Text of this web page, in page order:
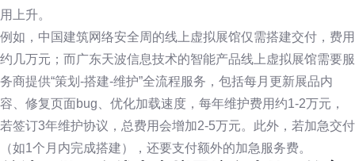
用上升。
例如，中国建筑网络安全周的线上虚拟展馆仅需搭建交付，费用
约几万元；而广东天波信息技术的智能产品线上虚拟展馆需要服
务商提供“策划-搭建-维护”全流程服务，包括每月更新展品内
容、修复页面bug、优化加载速度，每年维护费用约1-2万元，
若签订3年维护协议，总费用会增加2-5万元。此外，若加急交付
（如1个月内完成搭建），还要支付额外的加急服务费。